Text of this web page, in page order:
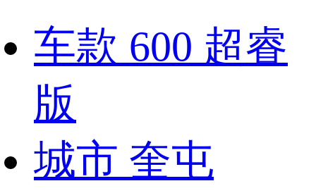
车款 600 超睿
版
城市 奎屯